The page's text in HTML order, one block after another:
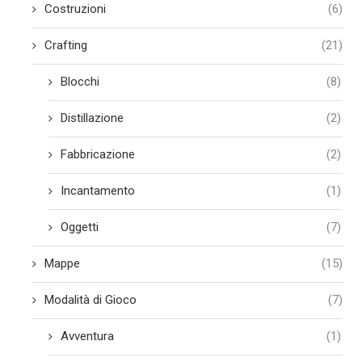
Costruzioni (6)
Crafting (21)
Blocchi (8)
Distillazione (2)
Fabbricazione (2)
Incantamento (1)
Oggetti (7)
Mappe (15)
Modalità di Gioco (7)
Avventura (1)